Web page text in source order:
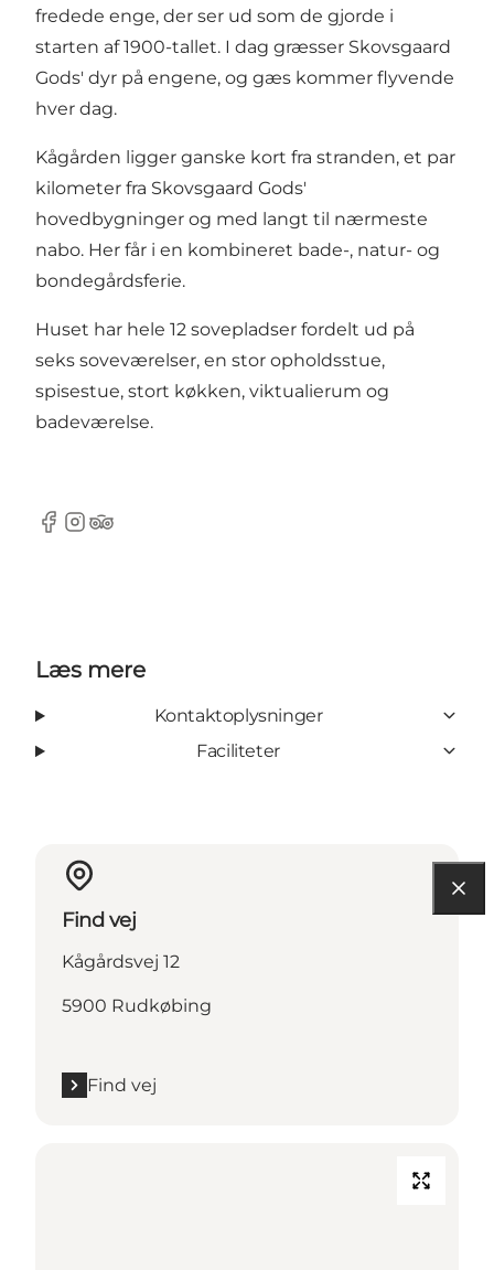
fredede enge, der ser ud som de gjorde i
starten af 1900-tallet. I dag græsser Skovsgaard
Gods' dyr på engene, og gæs kommer flyvende
hver dag.
Kågården ligger ganske kort fra stranden, et par
kilometer fra Skovsgaard Gods'
hovedbygninger og med langt til nærmeste
nabo. Her får i en kombineret bade-, natur- og
bondegårdsferie.
Huset har hele 12 sovepladser fordelt ud på
seks soveværelser, en stor opholdsstue,
spisestue, stort køkken, viktualierum og
badeværelse.
Facebook
Instagram
TripAdvisor
Læs mere
Kontaktoplysninger
Faciliteter
Find vej
Kågårdsvej 12
5900 Rudkøbing
Find vej